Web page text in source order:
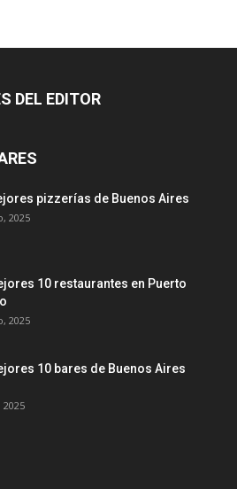
DEL EDITOR
pizzerías de Buenos Aires
2025
10 restaurantes en Puerto
2025
10 bares de Buenos Aires